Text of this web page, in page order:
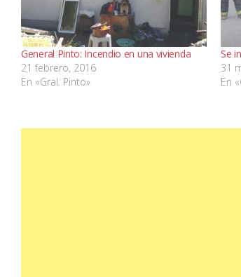
General Pinto: Incendio en una vivienda
21 febrero, 2016
En «Gral. Pinto»
Se
31
En